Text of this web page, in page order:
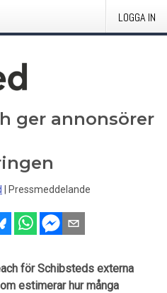
LOGGA IN
ger annonsörer
Pressmeddelande
för Schibsteds externa
estimerar hur många